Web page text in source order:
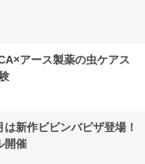
アース製薬の虫ケアス
新作ビビンバピザ登場！
開催